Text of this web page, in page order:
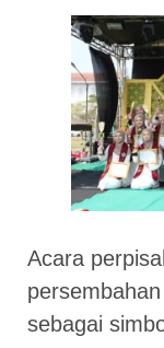
Acara
sebagai